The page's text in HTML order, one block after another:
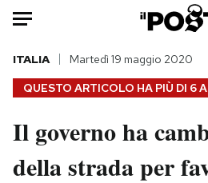
Auto
HOME
Italia
Politica
QUESTO ARTICOLO HA PIÙ DI 6
ITALIA Martedì 19 maggio 2020
Il governo ha
della strada per